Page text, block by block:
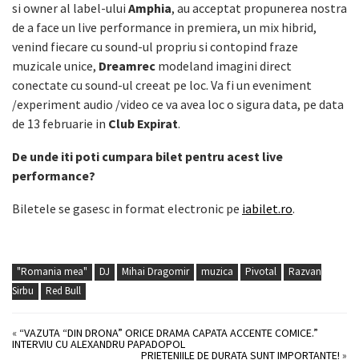
si owner al label-ului Amphia, au acceptat propunerea nostra
de a face un live performance in premiera, un mix hibrid,
venind fiecare cu sound-ul propriu si contopind fraze
muzicale unice, Dreamrec modeland imagini direct
conectate cu sound-ul creeat pe loc. Va fi un eveniment
/experiment audio /video ce va avea loc o sigura data, pe data
de 13 februarie in Club Expirat.
De unde iti poti cumpara bilet pentru acest live
performance?
Biletele se gasesc in format electronic pe iabilet.ro.
"Romania mea" DJ Mihai Dragomir muzica Pivotal
Razvan
Sirbu
Red Bull
« “VAZUTA “DIN DRONA” ORICE DRAMA CAPATA ACCENTE COMICE.”
INTERVIU CU ALEXANDRU PAPADOPOL
PRIETENIILE DE DURATA SUNT IMPORTANTE! »